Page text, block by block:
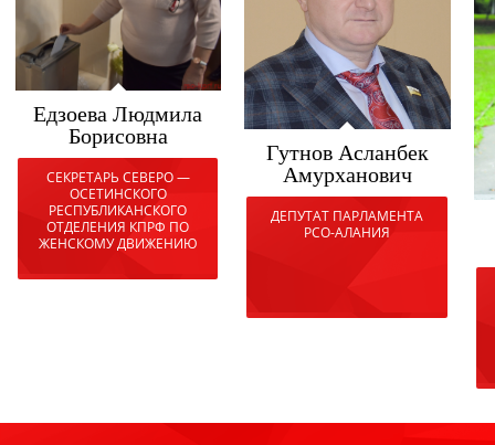
Едзоева Людмила
Борисовна
СЕКРЕТАРЬ СЕВЕРО —
ОСЕТИНСКОГО
РЕСПУБЛИКАНСКОГО
ОТДЕЛЕНИЯ КПРФ ПО
ЖЕНСКОМУ ДВИЖЕНИЮ
Гутнов Асланбек
Амурханович
ДЕПУТАТ ПАРЛАМЕНТА
РСО-АЛАНИЯ